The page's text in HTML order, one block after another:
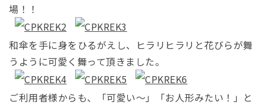
場！！
和傘を手に身をひるがえし、ヒラリヒラリと花びらが舞
うように可愛く舞って頂きました。
ご利用者様からも、「可愛い～」「お人形みたい！」と